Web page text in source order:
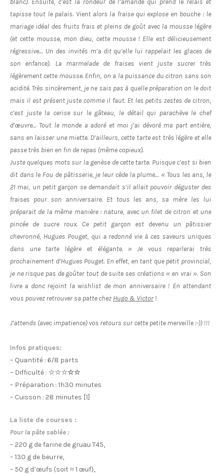
blanc). Ensuite, c’est la rondeur de l’amande qui prend le relais et
tapisse tout le palais. Vient alors la fraise qui explose en bouche : le
mariage idéal des fruits frais et pleins de goût avec la mousse légère
(et cette mousse, mon dieu, cette mousse ! Elle est délicieusement
régressive… Un des invités m’a dit qu’elle lui rappelait les glaces de
son enfance). La marmelade de fraises vient juste sucrer très
légèrement cette mousse. Enfin, on a la puissance du citron sans son
acidité. Très sincèrement, je ne sais pas à quelle préparation on le doit
mais il est présent juste comme il faut. Et les petits zestes de citron,
c’est juste la cerise sur le gâteau, le détail qui parachève le chef
d’œuvre… Tout le monde a adoré et moi j’ai dévoré ma part entière,
sans en laisser une miette. D’ailleurs, cette tarte est très légère et elle
passe très bien en fin de repas (même copieux).
Juste quelques mots sur la genèse de cette tarte. Puisque c’est si bien
dit dans le Fou de pâtisserie, je leur cède la plume… « Tous les ans, le
21 mai, un petit garçon se demandait s’il allait pouvoir déguster des
fraises pour son anniversaire. Et tous les ans, sa mère les lui
préparait de la même manière : nature, avec un filet de citron et une
pincée de sucre roux. Ce petit garçon est devenu un pâtissier
chevronné, Hugues Pouget, qui a redonné vie à ces saveurs uniques
dans une tarte légère et élégante. » Je vous reparlerai très
prochainement d’Hugues Pouget. En effet, en tant que petit provincial,
je ne risque pas de goûter tout de suite ses créations « en vrai ». Son
livre a donc rejoint la wishlist de mon anniversaire ! En attendant
vous pouvez retrouver sa patte chez Hugo & Victor !
J’attends (avec impatience) vos retours sur cette petite merveille :-)) !!!
Infos pratiques:
– Quantité : 6/8 parts
– Difficulté : ☆☆☆☆☆
– Préparation : 1h30 minutes
– Cuisson : 28 minutes [1]
La liste de courses :
Pour la pâte sablée :
– 220 g de farine de gruau T45,
– 130 g de beurre,
– 50 g d’œufs (soit ≈ 1 œuf),